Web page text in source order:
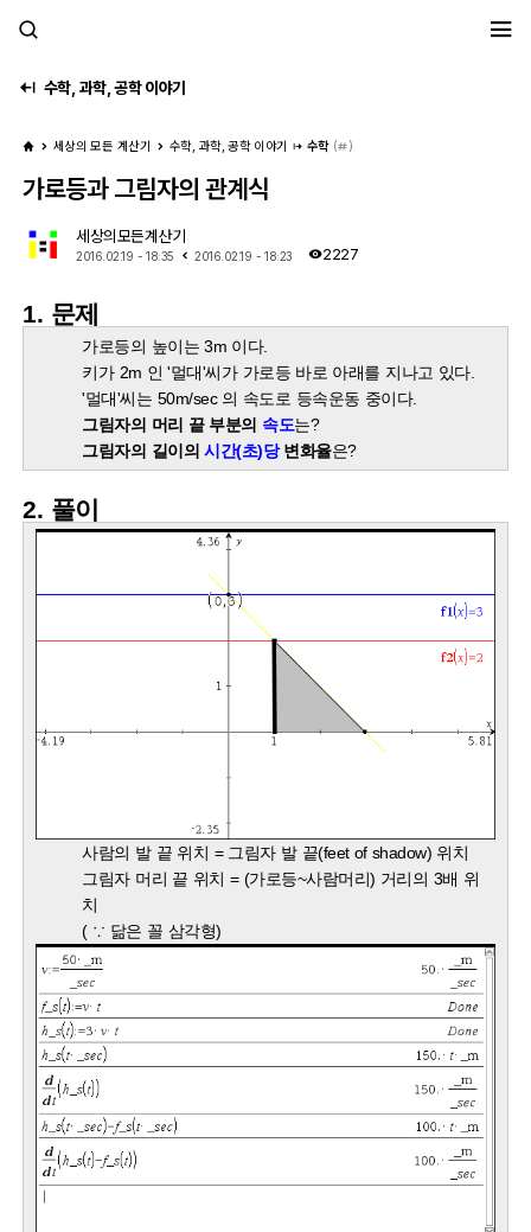
수학, 과학, 공학 이야기
세상의 모든 계산기 수학, 과학, 공학 이야기 수학 ( )
가로등과 그림자의 관계식
세상의모든계산기
2016.02.19 - 18:35 2016.02.19 - 18:23 2227
1. 문제
가로등의 높이는 3m 이다.
키가 2m 인 '멀대'씨가 가로등 바로 아래를 지나고 있다.
'멀대'씨는 50m/sec 의 속도로 등속운동 중이다.
그림자의 머리 끝 부분의 속도는?
그림자의 길이의시간(초)당변화율은?
2. 풀이
사람의 발 끝 위치 = 그림자 발 끝(feet of shadow) 위치
그림자 머리 끝​ 위치 = (가로등~사람머리) 거리의 3배 위
치
( ∵ 닮은 꼴 삼각형)